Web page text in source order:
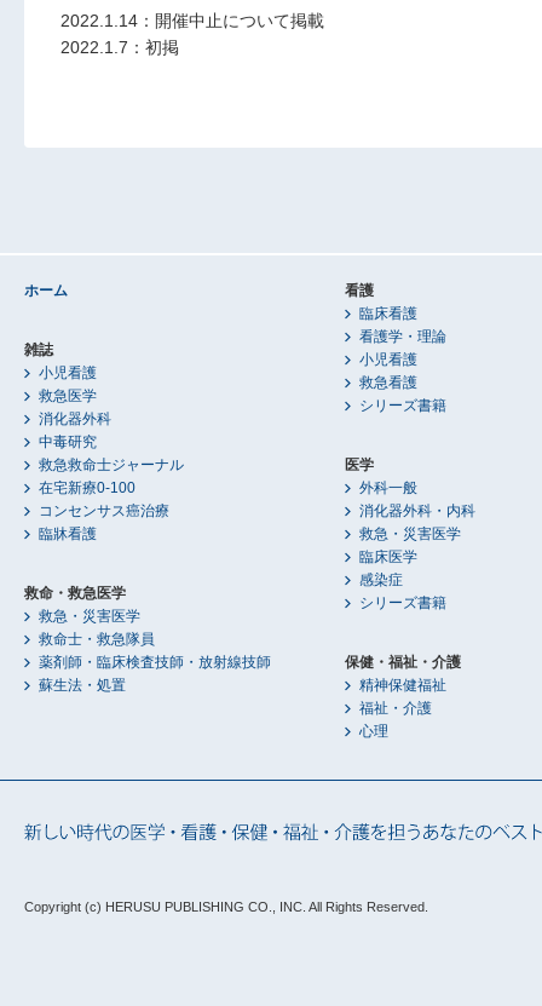
2022.1.14：開催中止について掲載
2022.1.7：初掲
ホーム
雑誌
小児看護
救急医学
消化器外科
中毒研究
救急救命士ジャーナル
在宅新療0-100
コンセンサス癌治療
臨牀看護
救命・救急医学
救急・災害医学
救命士・救急隊員
薬剤師・臨床検査技師・放射線技師
蘇生法・処置
看護
臨床看護
看護学・理論
小児看護
救急看護
シリーズ書籍
医学
外科一般
消化器外科・内科
救急・災害医学
臨床医学
感染症
シリーズ書籍
保健・福祉・介護
精神保健福祉
福祉・介護
心理
Copyright (c) HERUSU PUBLISHING CO., INC. All Rights Reserved.